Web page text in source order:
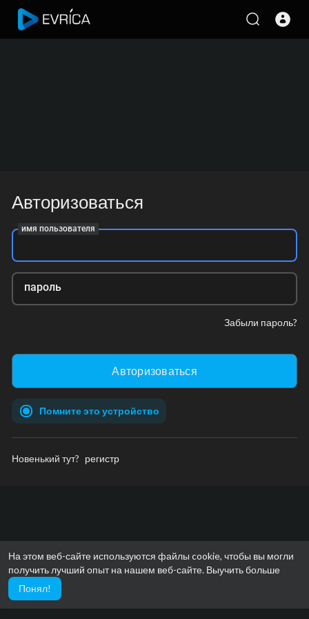
На этом веб-сайте используются файлы cookie, чтобы вы могли
получить лучший опыт на нашем веб-сайте. Выучить больше
Понял!
Авторизоваться
имя пользователя
пароль
Забыли пароль?
Помните это устройство
Новенький тут? регистр